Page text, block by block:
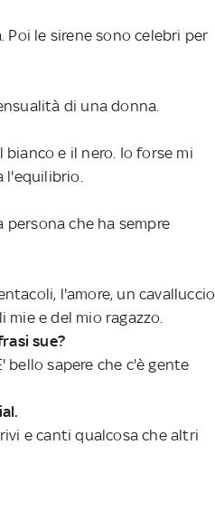
le sirene sono celebri per
di una donna.
e il nero. Io forse mi
l'equilibrio.
persona che ha sempre
l'amore, un cavalluccio
e del mio ragazzo.
sue?
bello sapere che c'è gente
e canti qualcosa che altri